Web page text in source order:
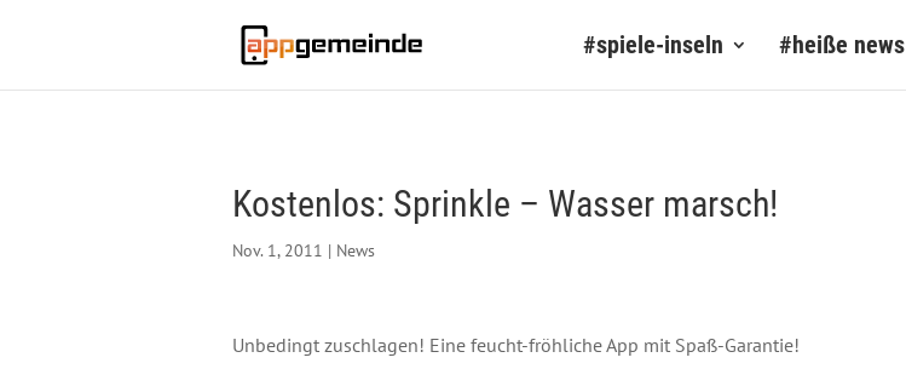
#spiele-inseln #heiße news
Kostenlos: Sprinkle – Wasser marsch!
Nov. 1, 2011 | News
Unbedingt zuschlagen! Eine feucht-fröhliche App mit Spaß-Garantie!